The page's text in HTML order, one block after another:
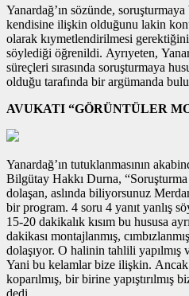
Yanardağ’ın sözünde,
kendisine ilişkin olduğunu lakin
olarak kıymetlendirilmesi
söylediği öğrenildi. Ayrıyeten,
süreçleri sırasında soruşturmaya
olduğu tarafında bir argümanda
AVUKATI “GÖRÜNTÜLER
Yanardağ’ın tutuklanmasının
Bilgütay Hakkı Durna,
dolaşan, aslında biliyorsunuz
bir program. 4 soru 4 yanıt yanlış
15-20 dakikalık kısım bu hususa
dakikası montajlanmış,
dolaşıyor. O halinin tahlili yapılmış
Yani bu kelamlar bize ilişkin.
koparılmış, bir birine yapıştırılmış